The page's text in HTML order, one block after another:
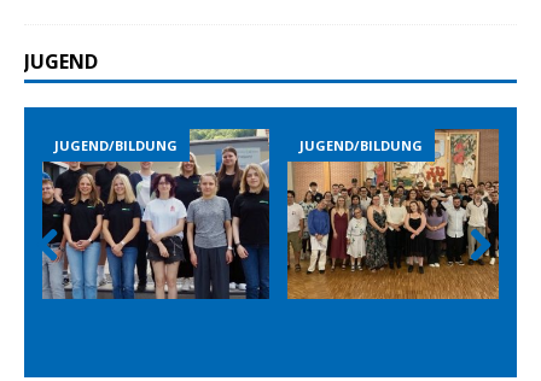
JUGEND
JUGEND/BILDUNG JUGEND/BILDUNG
Prev
ious
Nex
t